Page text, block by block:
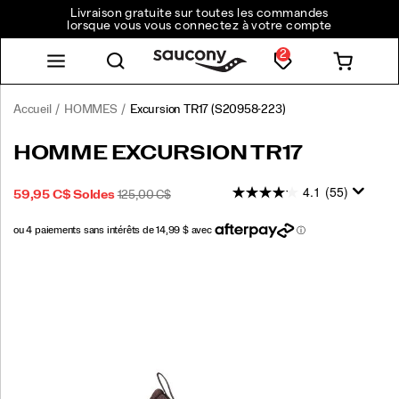
Livraison gratuite sur toutes les commandes
lorsque vous vous connectez à votre compte
2
Accueil HOMMES Excursion TR17 (S20958-223)
<p>Conçu
pas
de
https://www.saucony.com/CA/fr_CA/excursion-
HOMME EXCURSION TR17
PRIX
59,95 C$SoldesPRIX
125,00 C$
09T06:50:21.692Z
09T06:50:21.692Z
INSTOCK 4.1 (55)